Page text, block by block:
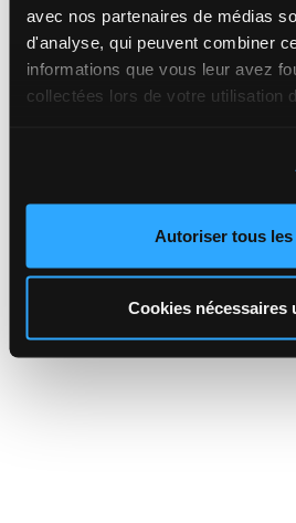
avec nos partenaires de médias
d'analyse, qui peuvent combiner
informations que vous leur avez
collectées lors de votre utilisation
Autoriser tous
Cookies nécessaires